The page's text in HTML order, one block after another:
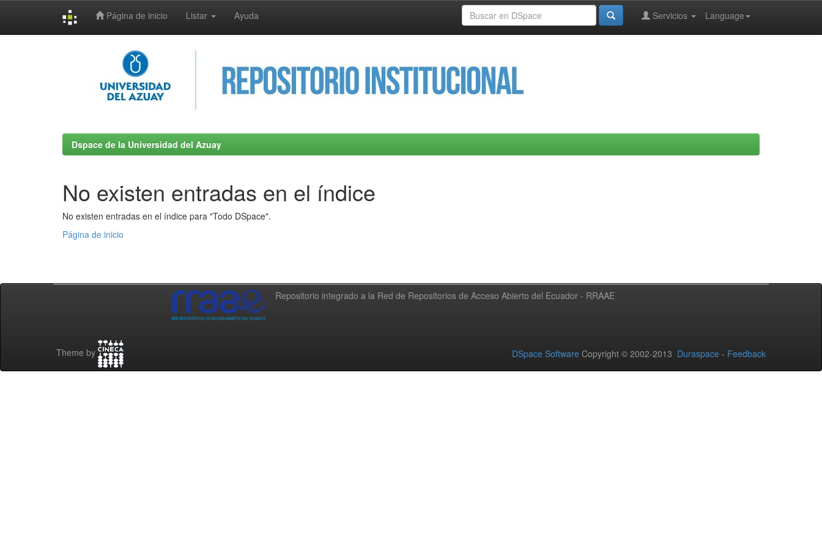
Página de inicio Listar Ayuda Language
Servicios
Dspace de la Universidad del Azuay
No existen entradas en el índice
No existen entradas en el índice para "Todo DSpace".
Página de inicio
Repositorio integrado a la Red de Repositorios de Acceso Abierto del Ecuador - RRAAE
Theme by DSpace Software Copyright © 2002-2013 Duraspace - Feedback